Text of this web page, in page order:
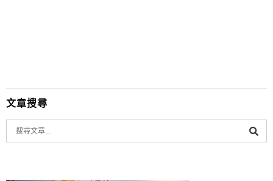
文章搜尋